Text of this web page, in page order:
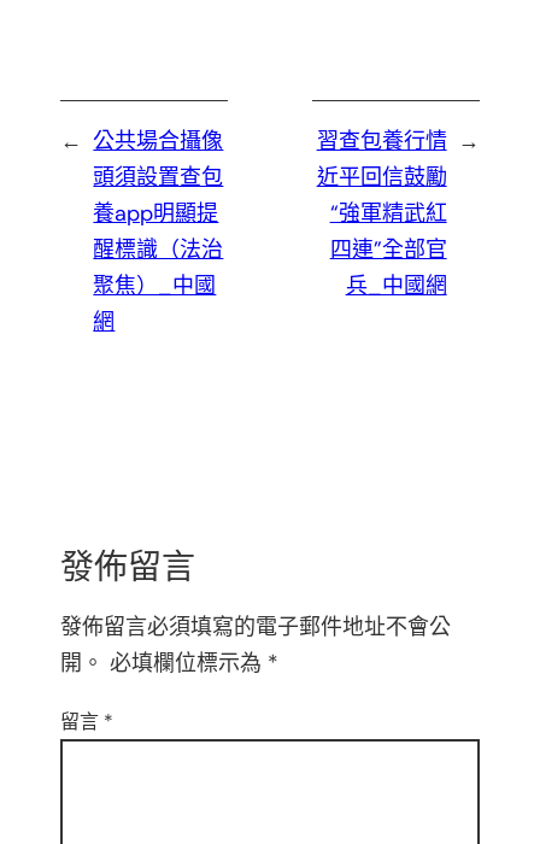
← 公共場合攝像
頭須設置查包
養app明顯提
醒標識（法治
聚焦）_中國
網
→
習查包養行情
近平回信鼓勵
“強軍精武紅
四連”全部官
兵_中國網
發佈留言
發佈留言必須填寫的電子郵件地址不會公
開。 必填欄位標示為 *
留言 *